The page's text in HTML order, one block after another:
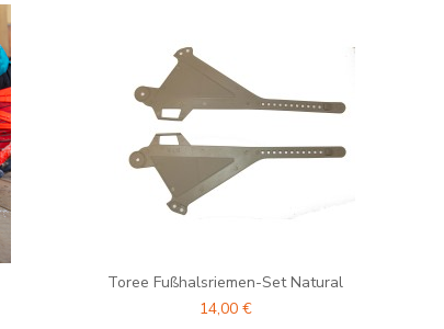
Toree Fußhalsriemen-Set Natural
14,00 €